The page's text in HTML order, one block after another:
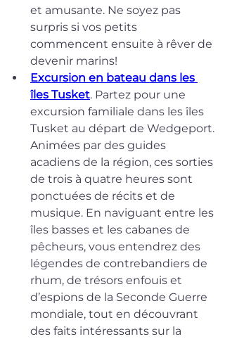
et amusante. Ne soyez pas
surpris si vos petits
commencent ensuite à rêver de
devenir marins!
Excursion en bateau dans les
îles Tusket. Partez pour une
excursion familiale dans les îles
Tusket au départ de Wedgeport.
Animées par des guides
acadiens de la région, ces sorties
de trois à quatre heures sont
ponctuées de récits et de
musique. En naviguant entre les
îles basses et les cabanes de
pêcheurs, vous entendrez des
légendes de contrebandiers de
rhum, de trésors enfouis et
d’espions de la Seconde Guerre
mondiale, tout en découvrant
des faits intéressants sur la